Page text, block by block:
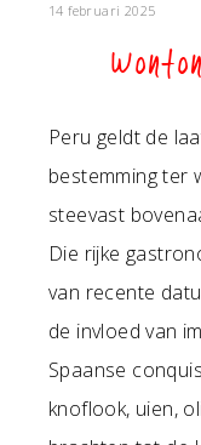
14 februari 2025
Peru geldt de
bestemming ter
steevast
Die rijke
van recente
de invloed van
Spaanse
knoflook, uien,